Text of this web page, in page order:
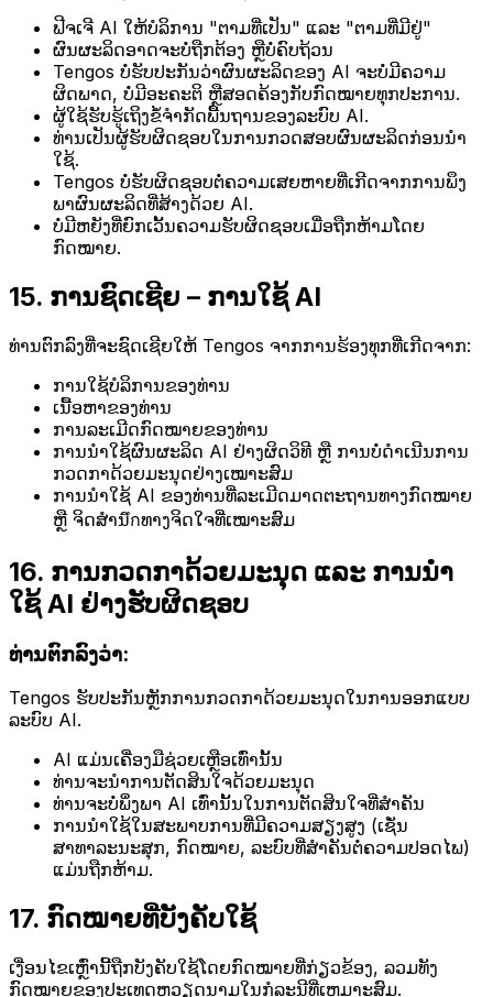
ຟີຈເຈີ AI ໃຫ້ບໍລິການ "ຕາມທີ່ເປັນ" ແລະ "ຕາມທີ່ມີຢູ່"
ຜົນຜະລິດອາດຈະບໍ່ຖືກຕ້ອງ ຫຼືບໍ່ຄົບຖ້ວນ
Tengos ບໍ່ຮັບປະກັນວ່າຜົນຜະລິດຂອງ AI ຈະບໍ່ມີຄວາມ
ຜິດພາດ, ບໍ່ມີອະຄະຕິ ຫຼືສອດຄ້ອງກັບກົດໝາຍທຸກປະການ.
ຜູ້ໃຊ້ຮັບຮູ້ເຖິງຂໍ້ຈຳກັດພື້ນຖານຂອງລະບົບ AI.
ທ່ານເປັນຜູ້ຮັບຜິດຊອບໃນການກວດສອບຜົນຜະລິດກ່ອນນຳ
ໃຊ້.
Tengos ບໍ່ຮັບຜິດຊອບຕໍ່ຄວາມເສຍຫາຍທີ່ເກີດຈາກການພຶງ
ພາຜົນຜະລິດທີ່ສ້າງດ້ວຍ AI.
ບໍ່ມີຫຍັງທີ່ຍົກເວັ້ນຄວາມຮັບຜິດຊອບເມື່ອຖືກຫ້າມໂດຍ
ກົດໝາຍ.
15. ການຊົດເຊີຍ – ການໃຊ້ AI
ທ່ານຕົກລົງທີ່ຈະຊົດເຊີຍໃຫ້ Tengos ຈາກການຮ້ອງທຸກທີ່ເກີດຈາກ:
ການໃຊ້ບໍລິການຂອງທ່ານ
ເນື້ອຫາຂອງທ່ານ
ການລະເມີດກົດໝາຍຂອງທ່ານ
ການນຳໃຊ້ຜົນຜະລິດ AI ຢ່າງຜິດວິທີ ຫຼື ການບໍ່ດຳເນີນການ
ກວດກາດ້ວຍມະນຸດຢ່າງເໝາະສົມ
ການນຳໃຊ້ AI ຂອງທ່ານທີ່ລະເມີດມາດຕະຖານທາງກົດໝາຍ
ຫຼື ຈິດສຳນึกທາງຈິດໃຈທີ່ເໝາະສົມ
16. ການກວດກາດ້ວຍມະນຸດ ແລະ ການນຳ
ໃຊ້ AI ຢ່າງຮັບຜິດຊອບ
ທ່ານຕົກລົງວ່າ:
Tengos ຮັບປະກັນຫຼັກການກວດກາດ້ວຍມະນຸດໃນການອອກແບບ
ລະບົບ AI.
AI ແມ່ນເຄື່ອງມືຊ່ວຍເຫຼືອເທົ່ານັ້ນ
ທ່ານຈະນຳການຕັດສິນໃຈດ້ວຍມະນຸດ
ທ່ານຈະບໍ່ພຶ່ງພາ AI ເທົ່ານັ້ນໃນການຕັດສິນໃຈທີ່ສຳຄັນ
ການນຳໃຊ້ໃນສະພາບການທີ່ມີຄວາມສຽງສູງ (ເຊັ່ນ
ສາທາລະນະສຸກ, ກົດໝາຍ, ລະບົບທີ່ສຳຄັນຕໍ່ຄວາມປອດໄພ)
ແມ່ນຖືກຫ້າມ.
17. ກົດໝາຍທີ່ບັງຄັບໃຊ້
ເງື່ອນໄຂເຫຼົ່ານີ້ຖືກບັງຄັບໃຊ້ໂດຍກົດໝາຍທີ່ກ່ຽວຂ້ອງ, ລວມທັງ
ກົດໝາຍຂອງປະເທດຫວຽດນາມໃນກໍລະນີທີ່ເຫມາະສົມ.